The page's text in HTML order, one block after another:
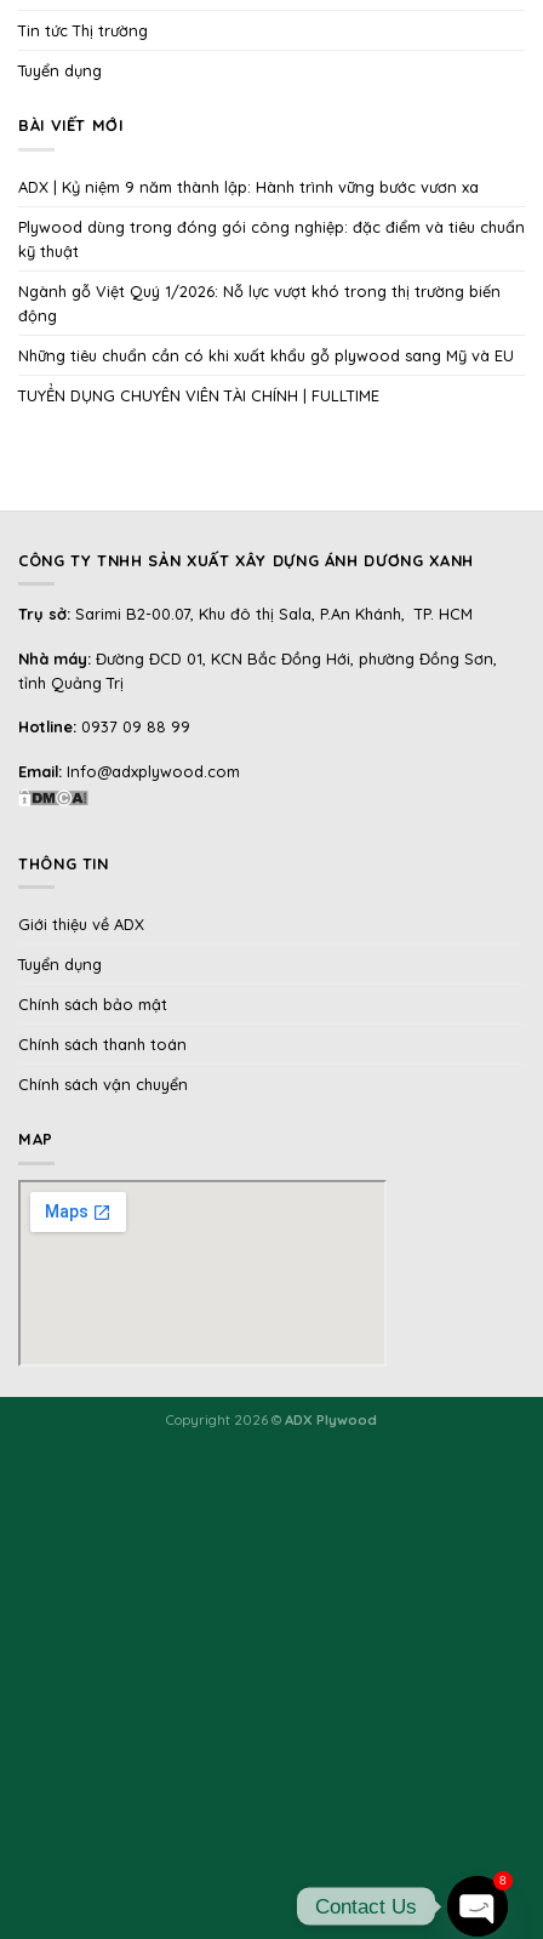
Tin tức Thị trường
Tuyển dụng
BÀI VIẾT MỚI
ADX | Kỷ niệm 9 năm thành lập: Hành trình vững bước vươn xa
Plywood dùng trong đóng gói công nghiệp: đặc điểm và tiêu chuẩn
kỹ thuật
Ngành gỗ Việt Quý 1/2026: Nỗ lực vượt khó trong thị trường biến
động
Những tiêu chuẩn cần có khi xuất khẩu gỗ plywood sang Mỹ và EU
TUYỂN DỤNG CHUYÊN VIÊN TÀI CHÍNH | FULLTIME
CÔNG TY TNHH SẢN XUẤT XÂY DỰNG ÁNH DƯƠNG XANH
Trụ sở: Sarimi B2-00.07, Khu đô thị Sala, P.An Khánh, TP. HCM
Nhà máy: Đường ĐCD 01, KCN Bắc Đồng Hới, phường Đồng Sơn,
tỉnh Quảng Trị
Hotline: 0937 09 88 99
Email: Info@adxplywood.com
THÔNG TIN
Giới thiệu về ADX
Tuyển dụng
Chính sách bảo mật
Chính sách thanh toán
Chính sách vận chuyển
MAP
Copyright 2026 © ADX Plywood
Contact Us
8